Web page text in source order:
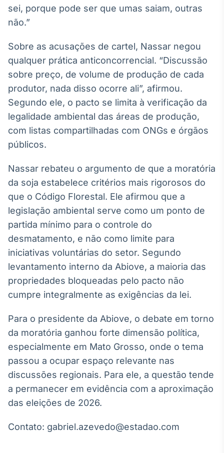
sei, porque pode ser que umas saiam, outras
não.”
Sobre as acusações de cartel, Nassar negou
qualquer prática anticoncorrencial. “Discussão
sobre preço, de volume de produção de cada
produtor, nada disso ocorre ali”, afirmou.
Segundo ele, o pacto se limita à verificação da
legalidade ambiental das áreas de produção,
com listas compartilhadas com ONGs e órgãos
públicos.
Nassar rebateu o argumento de que a moratória
da soja estabelece critérios mais rigorosos do
que o Código Florestal. Ele afirmou que a
legislação ambiental serve como um ponto de
partida mínimo para o controle do
desmatamento, e não como limite para
iniciativas voluntárias do setor. Segundo
levantamento interno da Abiove, a maioria das
propriedades bloqueadas pelo pacto não
cumpre integralmente as exigências da lei.
Para o presidente da Abiove, o debate em torno
da moratória ganhou forte dimensão política,
especialmente em Mato Grosso, onde o tema
passou a ocupar espaço relevante nas
discussões regionais. Para ele, a questão tende
a permanecer em evidência com a aproximação
das eleições de 2026.
Contato: gabriel.azevedo@estadao.com